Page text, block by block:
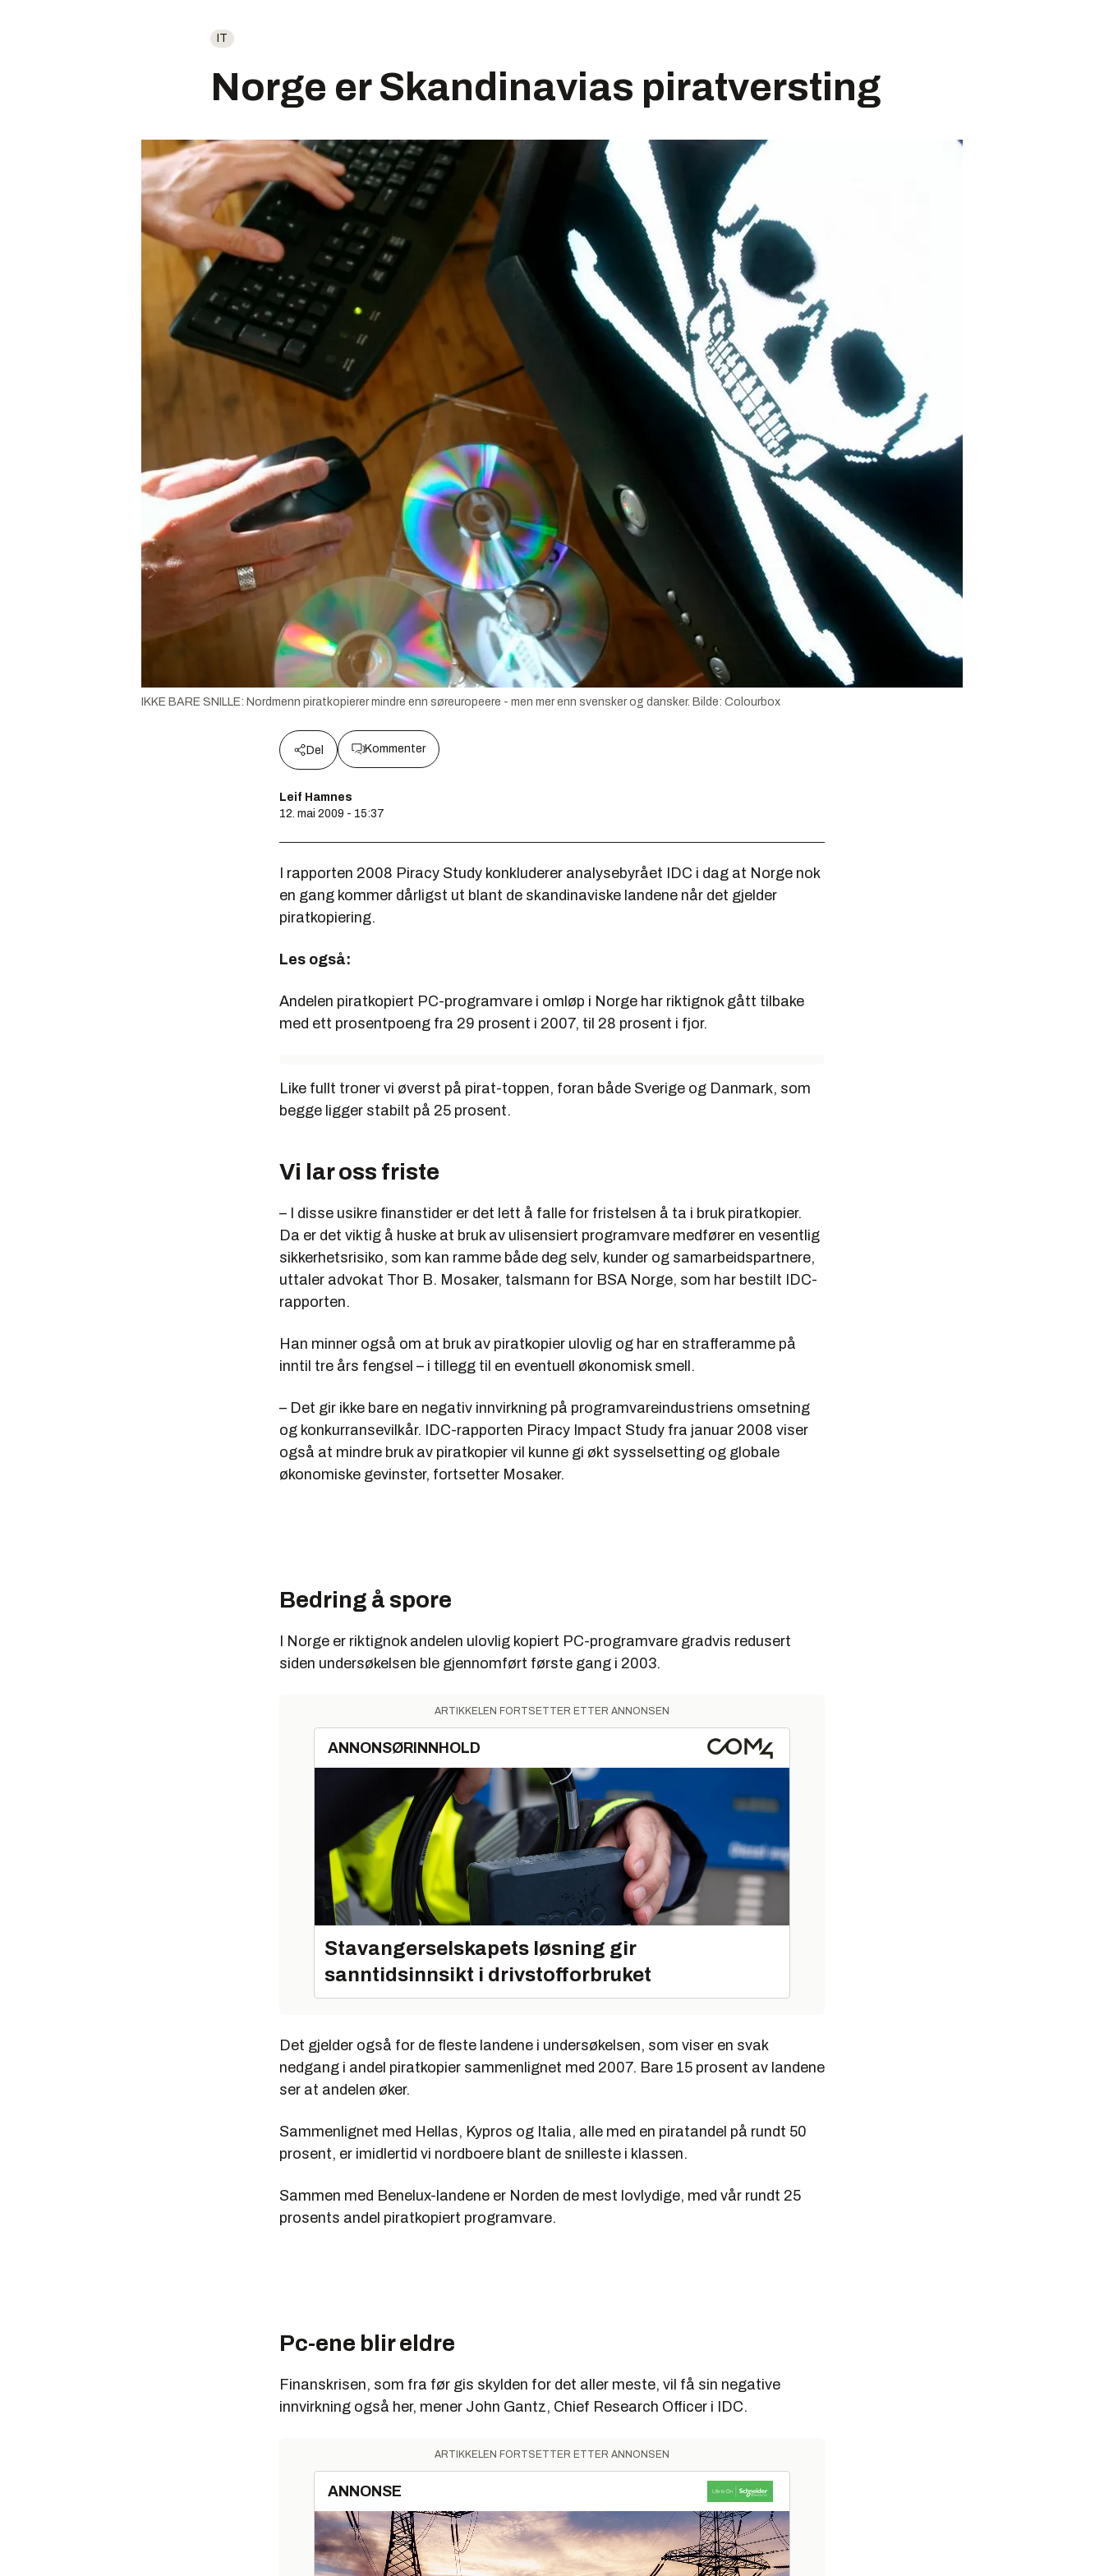
IT
Norge er Skandinavias piratversting
IKKE BARE SNILLE: Nordmenn piratkopierer mindre enn søreuropeere - men mer enn svensker og dansker. Bilde: Colourbox
Del Kommenter
Leif Hamnes
12. mai 2009 - 15:37
I rapporten 2008 Piracy Study konkluderer analysebyrået IDC i dag at Norge nok
en gang kommer dårligst ut blant de skandinaviske landene når det gjelder
piratkopiering.
Les også:
Andelen piratkopiert PC-programvare i omløp i Norge har riktignok gått tilbake
med ett prosentpoeng fra 29 prosent i 2007, til 28 prosent i fjor.
Like fullt troner vi øverst på pirat-toppen, foran både Sverige og Danmark, som
begge ligger stabilt på 25 prosent.
Vi lar oss friste
– I disse usikre finanstider er det lett å falle for fristelsen å ta i bruk piratkopier.
Da er det viktig å huske at bruk av ulisensiert programvare medfører en vesentlig
sikkerhetsrisiko, som kan ramme både deg selv, kunder og samarbeidspartnere,
uttaler advokat Thor B. Mosaker, talsmann for BSA Norge, som har bestilt IDC-
rapporten.
Han minner også om at bruk av piratkopier ulovlig og har en strafferamme på
inntil tre års fengsel – i tillegg til en eventuell økonomisk smell.
– Det gir ikke bare en negativ innvirkning på programvareindustriens omsetning
og konkurransevilkår. IDC-rapporten Piracy Impact Study fra januar 2008 viser
også at mindre bruk av piratkopier vil kunne gi økt sysselsetting og globale
økonomiske gevinster, fortsetter Mosaker.
Bedring å spore
I Norge er riktignok andelen ulovlig kopiert PC-programvare gradvis redusert
siden undersøkelsen ble gjennomført første gang i 2003.
ARTIKKELEN FORTSETTER ETTER ANNONSEN
ANNONSØRINNHOLD
Stavangerselskapets løsning gir
sanntidsinnsikt i drivstofforbruket
Det gjelder også for de fleste landene i undersøkelsen, som viser en svak
nedgang i andel piratkopier sammenlignet med 2007. Bare 15 prosent av landene
ser at andelen øker.
Sammenlignet med Hellas, Kypros og Italia, alle med en piratandel på rundt 50
prosent, er imidlertid vi nordboere blant de snilleste i klassen.
Sammen med Benelux-landene er Norden de mest lovlydige, med vår rundt 25
prosents andel piratkopiert programvare.
Pc-ene blir eldre
Finanskrisen, som fra før gis skylden for det aller meste, vil få sin negative
innvirkning også her, mener John Gantz, Chief Research Officer i IDC.
ARTIKKELEN FORTSETTER ETTER ANNONSEN
ANNONSE